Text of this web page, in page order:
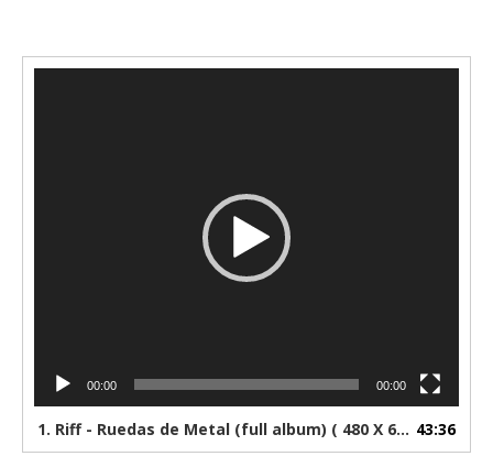
00:00 00:00
1. Riff - Ruedas de Metal (full album) ( 480 X 640 ) 43:36